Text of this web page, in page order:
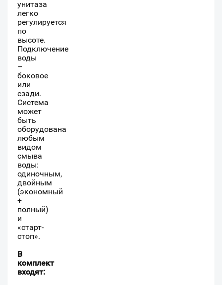
унитаза
легко
регулируется
по
высоте.
Подключение
воды
–
боковое
или
сзади.
Система
может
быть
оборудована
любым
видом
смыва
воды:
одиночным,
двойным
(экономный
+
полный)
и
«старт-
стоп».
В
комплект
входят: